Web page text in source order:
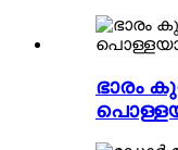
ഭാരം